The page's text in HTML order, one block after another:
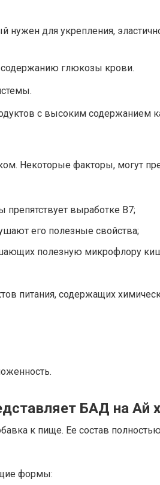
нужен для укрепления,
глюкозы крови.
с высоким содержанием
Некоторые факторы, могут
препятствует выработке В7;
его полезные свойства;
полезную микрофлору
питания, содержащих
БАД на Ай
к пище. Ее состав
формы: